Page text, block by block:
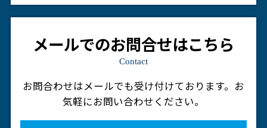
メールでのお問合せはこちら
Contact
お問合わせはメールでも受け付けております。 お
気軽にお問い合わせください。